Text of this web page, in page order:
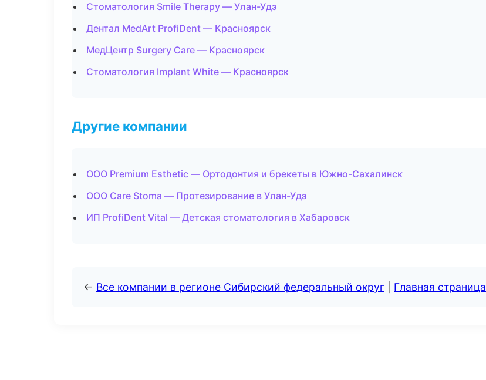
Стоматология Smile Therapy — Улан-Удэ
Дентал MedArt ProfiDent — Красноярск
МедЦентр Surgery Care — Красноярск
Стоматология Implant White — Красноярск
Другие компании
ООО Premium Esthetic — Ортодонтия и брекеты в Южно-Сахалинск
ООО Care Stoma — Протезирование в Улан-Удэ
ИП ProfiDent Vital — Детская стоматология в Хабаровск
← Все компании в регионе Сибирский федеральный округ Главная страница